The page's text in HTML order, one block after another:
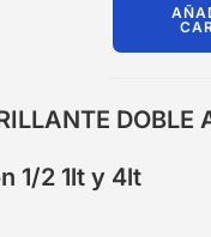
DOBLE
1/2 1lt y 4lt